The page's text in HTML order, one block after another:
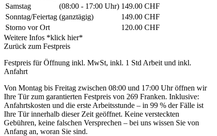
Samstag
(08:00 - 17:00 Uhr) 149.00 CHF
Sonntag/Feiertag (ganztägig)
149.00 CHF
Storno vor Ort
120.00 CHF
Weitere Infos *klick hier*
Zurück zum Festpreis
Festpreis für Öffnung inkl. MwSt, inkl. 1 Std Arbeit und inkl.
Anfahrt
Von Montag bis Freitag zwischen 08:00 und 17:00 Uhr öffnen wir
Ihre Tür zum garantierten Festpreis von 269 Franken. Inklusive:
Anfahrtskosten und die erste Arbeitsstunde – in 99 % der Fälle ist
Ihre Tür innerhalb dieser Zeit geöffnet. Keine versteckten
Gebühren, keine falschen Versprechen – bei uns wissen Sie von
Anfang an, woran Sie sind.